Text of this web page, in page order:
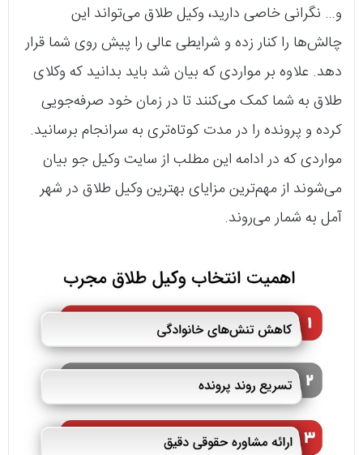
و… نگرانی خاصی دارید، وکیل طلاق می‌تواند این
چالش‌ها را کنار زده و شرایطی عالی را پیش روی شما قرار
دهد. علاوه بر مواردی که بیان شد باید بدانید که وکلای
طلاق به شما کمک می‌کنند تا در زمان خود صرفه‌جویی
کرده و پرونده را در مدت کوتاه‌تری به سرانجام برسانید.
مواردی که در ادامه این مطلب از سایت وکیل جو بیان
می‌شوند از مهم‌ترین مزایای بهترین وکیل طلاق در شهر
آمل به شمار می‌روند.